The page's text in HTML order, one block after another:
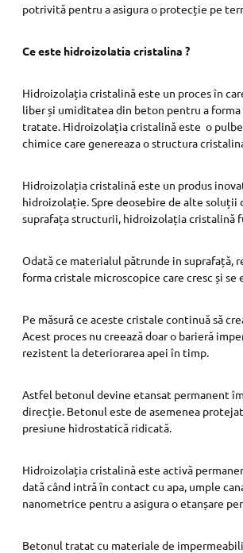
potrivită pentru a asigura o protecție pe
Ce este hidroizolatia cristalina ?
Hidroizolația cristalină este un proces în
liber și umiditatea din beton pentru a
tratate. Hidroizolația cristalină este o
chimice care genereaza o structura
Hidroizolația cristalină este un produs
hidroizolație. Spre deosebire de alte
suprafața structurii, hidroizolația cristalină
Odată ce materialul pătrunde in suprafață,
forma cristale microscopice care cresc și
Pe măsură ce aceste cristale continuă să
Acest proces nu creează doar o barieră
rezistent la deteriorarea apei în timp.
Astfel betonul devine etansat permanent
direcție. Betonul este de asemenea
presiune hidrostatică ridicată.
Hidroizolația cristalină este activă
dată când intră în contact cu apa, umple
nanometrice pentru a asigura o etanșare
Betonul tratat cu materiale de